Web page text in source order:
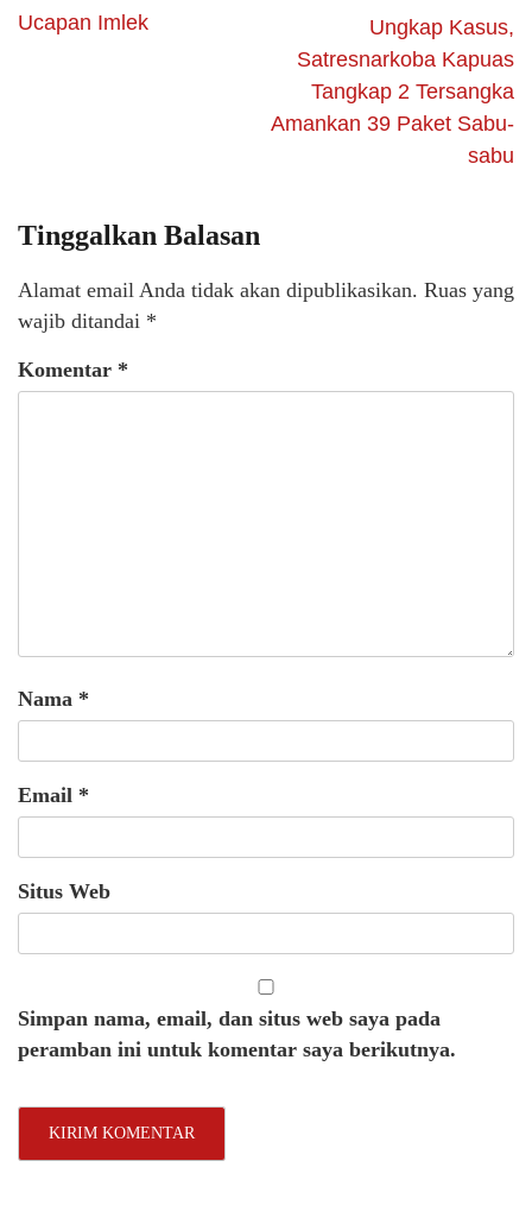
Ucapan Imlek
Ungkap Kasus,
Satresnarkoba Kapuas
Tangkap 2 Tersangka
Amankan 39 Paket Sabu-
sabu
Tinggalkan Balasan
Alamat email Anda tidak akan dipublikasikan. Ruas yang
wajib ditandai *
Komentar *
Nama *
Email *
Situs Web
Simpan nama, email, dan situs web saya pada
peramban ini untuk komentar saya berikutnya.